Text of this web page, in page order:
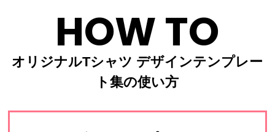
HOW TO
オリジナルTシャツ デザインテンプレー
ト集の使い方